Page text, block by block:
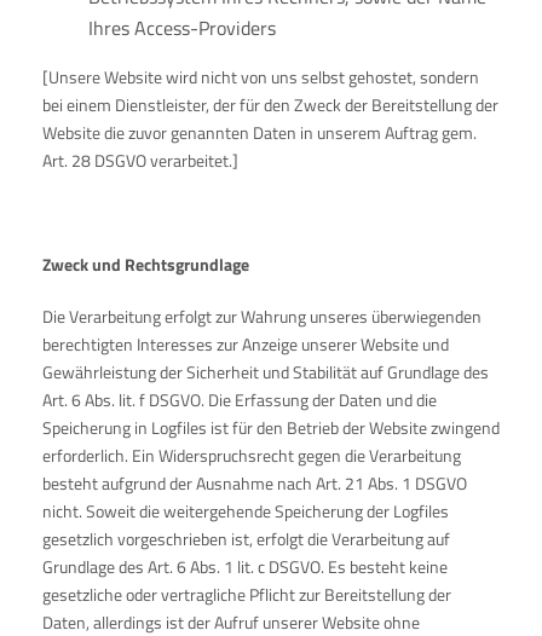
Ihres Access-Providers
[Unsere Website wird nicht von uns selbst gehostet, sondern
bei einem Dienstleister, der für den Zweck der Bereitstellung der
Website die zuvor genannten Daten in unserem Auftrag gem.
Art. 28 DSGVO verarbeitet.]
Zweck und Rechtsgrundlage
Die Verarbeitung erfolgt zur Wahrung unseres überwiegenden
berechtigten Interesses zur Anzeige unserer Website und
Gewährleistung der Sicherheit und Stabilität auf Grundlage des
Art. 6 Abs. lit. f DSGVO. Die Erfassung der Daten und die
Speicherung in Logfiles ist für den Betrieb der Website zwingend
erforderlich. Ein Widerspruchsrecht gegen die Verarbeitung
besteht aufgrund der Ausnahme nach Art. 21 Abs. 1 DSGVO
nicht. Soweit die weitergehende Speicherung der Logfiles
gesetzlich vorgeschrieben ist, erfolgt die Verarbeitung auf
Grundlage des Art. 6 Abs. 1 lit. c DSGVO. Es besteht keine
gesetzliche oder vertragliche Pflicht zur Bereitstellung der
Daten, allerdings ist der Aufruf unserer Website ohne